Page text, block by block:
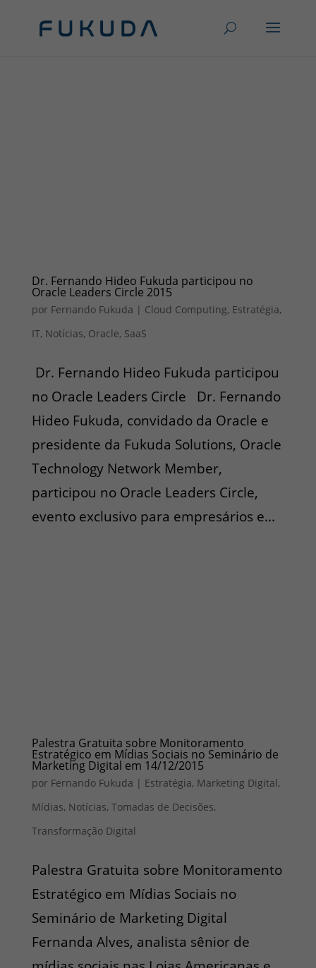
Dr. Fernando Hideo Fukuda participou no
Oracle Leaders Circle 2015
por Fernando Fukuda | Cloud Computing, Estratégia,
IT, Notícias, Oracle, SaaS
Dr. Fernando Hideo Fukuda participou
no Oracle Leaders Circle Dr. Fernando
Hideo Fukuda, convidado da Oracle e
presidente da Fukuda Solutions, Oracle
Technology Network Member,
participou no Oracle Leaders Circle,
evento exclusivo para empresários e...
Palestra Gratuita sobre Monitoramento
Estratégico em Mídias Sociais no Seminário de
Marketing Digital em 14/12/2015
por Fernando Fukuda | Estratégia, Marketing Digital,
Mídias, Notícias, Tomadas de Decisões,
Transformação Digital
Palestra Gratuita sobre Monitoramento
Estratégico em Mídias Sociais no
Seminário de Marketing Digital
Fernanda Alves, analista sênior de